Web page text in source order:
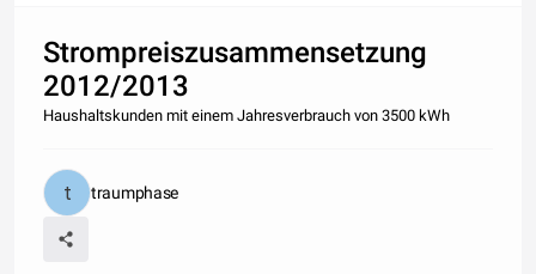
Strompreiszusammensetzung
2012/2013
Haushaltskunden mit einem Jahresverbrauch von 3500 kWh
traumphase